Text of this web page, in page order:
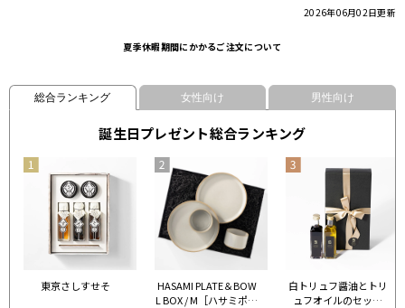
2026年06月02日更新
夏季休暇期間にかかるご注文について
総合ランキング 女性向け 男性向け
誕生日プレゼント総合ランキング
東京さしすせそ
HASAMI PLATE＆BOW
L BOX / M［ハサミポー
白トリュフ醤油とトリ
ュフオイルのセット